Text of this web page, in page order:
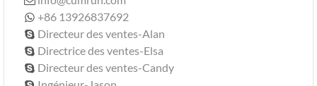
 +86 13926837692
 Directeur des ventes-Alan
 Directrice des ventes-Elsa
 Directeur des ventes-Candy